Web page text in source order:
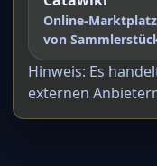
Online-
von
Hinweis: Es
externen